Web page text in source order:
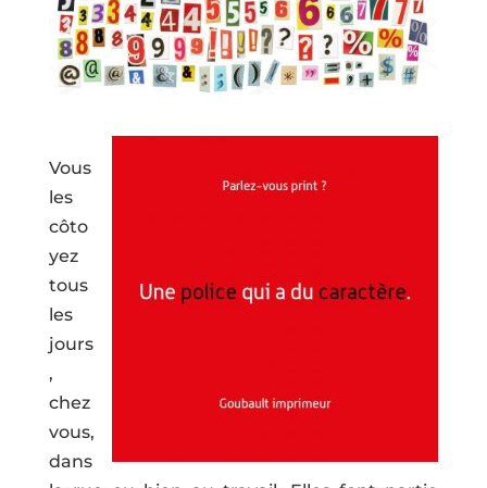
Vous
les
côto
yez
tous
les
jours
,
chez
vous,
dans